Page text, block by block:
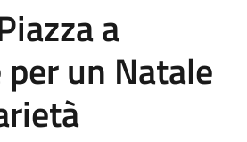
a
per un Natale